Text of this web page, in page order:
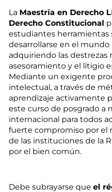
La Maestría en Derecho
Derecho Constitucional
estudiantes herramientas
desarrollarse en el
adquiriendo las destrezas
asesoramiento y el litigio
Mediante un exigente
intelectual, a través de
aprendizaje activamente
este curso de posgrado a
internacional para todos
fuerte compromiso por
de las instituciones de la
por el bien común.
Debe subrayarse que el